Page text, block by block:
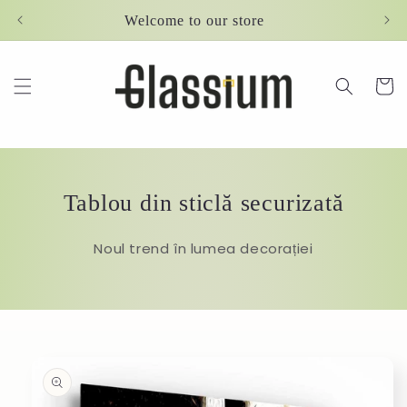
Welcome to our store
Cart
Tablou din sticlă securizată
Noul trend în lumea decorației
product
information